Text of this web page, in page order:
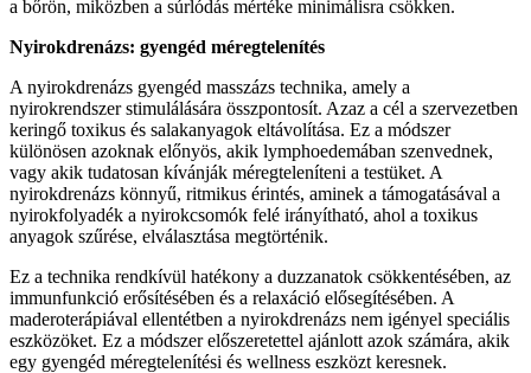
a bőrön, miközben a súrlódás mértéke minimálisra csökken.
Nyirokdrenázs: gyengéd méregtelenítés
A nyirokdrenázs gyengéd masszázs technika, amely a
nyirokrendszer stimulálására összpontosít. Azaz a cél a szervezetben
keringő toxikus és salakanyagok eltávolítása. Ez a módszer
különösen azoknak előnyös, akik lymphoedemában szenvednek,
vagy akik tudatosan kívánják méregteleníteni a testüket. A
nyirokdrenázs könnyű, ritmikus érintés, aminek a támogatásával a
nyirokfolyadék a nyirokcsomók felé irányítható, ahol a toxikus
anyagok szűrése, elválasztása megtörténik.
Ez a technika rendkívül hatékony a duzzanatok csökkentésében, az
immunfunkció erősítésében és a relaxáció elősegítésében. A
maderoterápiával ellentétben a nyirokdrenázs nem igényel speciális
eszközöket. Ez a módszer előszeretettel ajánlott azok számára, akik
egy gyengéd méregtelenítési és wellness eszközt keresnek.